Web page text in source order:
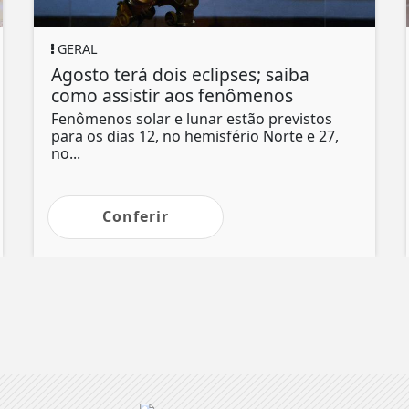
GERAL
Agosto terá dois eclipses; saiba
como assistir aos fenômenos
Fenômenos solar e lunar estão previstos
para os dias 12, no hemisfério Norte e 27,
no...
Conferir